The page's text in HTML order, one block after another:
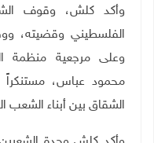
وأكد كلش، وقوف
الفلسطيني وقضيته،
وعلى مرجعية منظمة
محمود عباس، مستنكراً
الشقاق بين أبناء الشعب